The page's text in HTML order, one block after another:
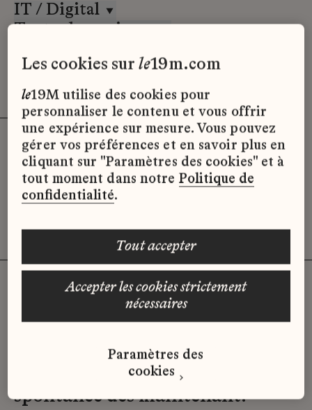
IT / Digital
Toutes les maisons
Désolé, il semble qu’il n’y ait pas
d’offres d’emploi disponibles pour le
moment.
Vous n'avez pas trouvé d'offre
qui correspond à votre profil ?
Envoyez-nous votre candidature
spontanée dès maintenant.
les cookies surle19m.com
le19M utilise des cookies pour
personnaliser le contenu et vous offrir
une expérience sur mesure. Vous pouvez
gérer vos préférences et en savoir plus en
cliquant sur "Paramètres des cookies" et à
tout moment dans notre Politique de
confidentialité.
accepter les cookies strictement
nécessaires
tout accepter
Paramètres des
cookies